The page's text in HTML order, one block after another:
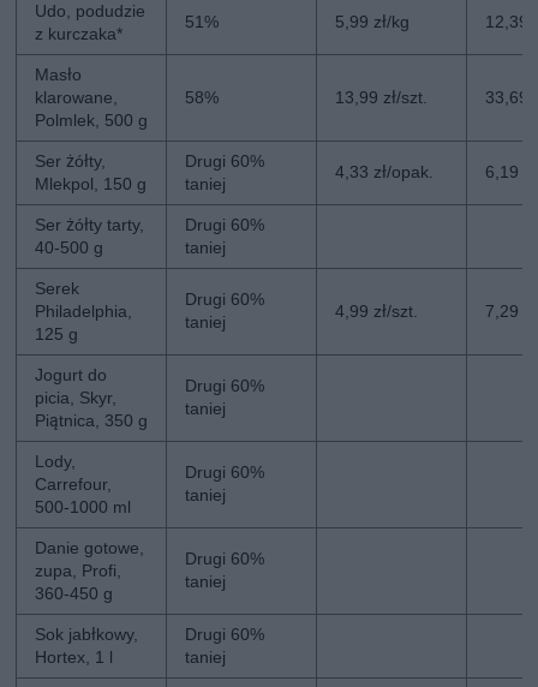
Udo, podudzie
z kurczaka*
51% 5,99 zł/kg 12,39
Masło
klarowane,
Polmlek, 500 g
58% 13,99 zł/szt. 33,69
Ser żółty,
Mlekpol, 150 g
Drugi 60%
taniej
4,33 zł/opak. 6,19
Ser żółty tarty,
40-500 g
Drugi 60%
taniej
Serek
Philadelphia,
125 g
Drugi 60%
taniej
4,99 zł/szt. 7,29
Jogurt do
picia, Skyr,
Piątnica, 350 g
Drugi 60%
taniej
Lody,
Carrefour,
500-1000 ml
Drugi 60%
taniej
Danie gotowe,
zupa, Profi,
360-450 g
Drugi 60%
taniej
Sok jabłkowy,
Hortex, 1 l
Drugi 60%
taniej